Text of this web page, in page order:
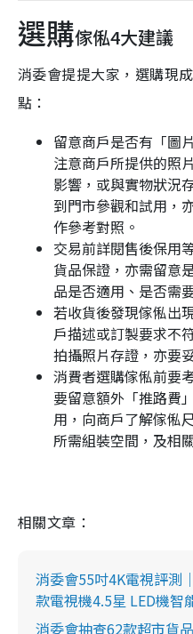
選購傢俬4大建議
消委會提提大家，選購現
點：
留意商戶是否有「圖
注意商戶所提供的照
影響，或與實物狀況
到門市參觀和試用，
作參考對照。
交易前詳閱售後保用
貨品保證，亦需留意
品是否適用、是否需
若收貨後發現傢俬出
戶描述或訂製要求不
拍攝照片存證，亦要
消費者選購傢俬前要
要留意額外「推路費
用，向商戶了解傢俬
所需組裝空間，及相
相關文章：
消委會55吋4K電視評測
款電視機4.5星 LED機智
消委會抽查62款超市貨